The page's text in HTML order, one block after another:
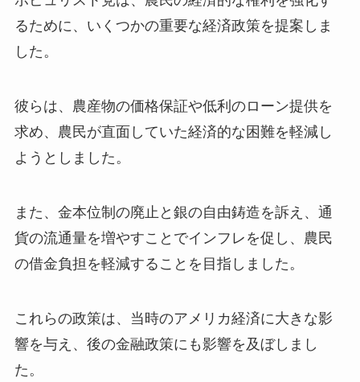
るために、いくつかの重要な経済政策を提案しま
した。
彼らは、農産物の価格保証や低利のローン提供を
求め、農民が直面していた経済的な困難を軽減し
ようとしました。
また、金本位制の廃止と銀の自由鋳造を訴え、通
貨の流通量を増やすことでインフレを促し、農民
の借金負担を軽減することを目指しました。
これらの政策は、当時のアメリカ経済に大きな影
響を与え、後の金融政策にも影響を及ぼしまし
た。